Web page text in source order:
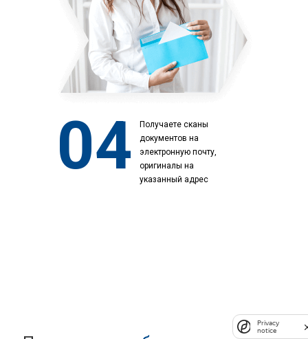
04
Получаете сканы
документов на
электронную почту,
оригиналы на
указанный адрес
Privacy
notice